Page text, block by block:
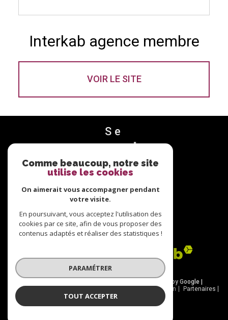
Interkab agence membre
VOIR LE SITE
Se
connecter
espace propriétaire
adhérons
© 2026 | Tous droits réservés | Traduction powered by Google |
Nos honoraires
Admin
Partenaires
Politique RGPD
Comme beaucoup, notre site
utilise les cookies
On aimerait vous accompagner pendant
votre visite.
En poursuivant, vous acceptez l'utilisation des
cookies par ce site, afin de vous proposer des
contenus adaptés et réaliser des statistiques !
PARAMÉTRER
TOUT ACCEPTER